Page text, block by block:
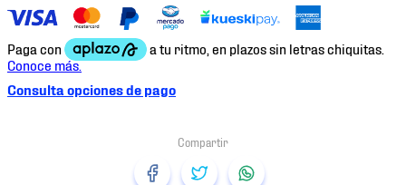
Consulta opciones de pago